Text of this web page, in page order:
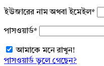
ইউজারের নাম অথবা ইমেইল*
পাসওয়ার্ড*
আমাকে মনে রাখুন!
পাসওয়ার্ড ভুলে গেছেন?